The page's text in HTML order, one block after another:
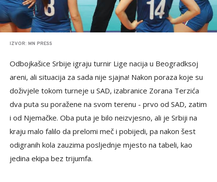
IZVOR: MN PRESS
Odbojkašice Srbije igraju turnir Lige nacija u Beogradksoj
areni, ali situacija za sada nije sjajna! Nakon poraza koje su
doživjele tokom turneje u SAD, izabranice Zorana Terzića
dva puta su poražene na svom terenu - prvo od SAD, zatim
i od Njemačke. Oba puta je bilo neizvjesno, ali je Srbiji na
kraju malo falilo da prelomi meč i pobijedi, pa nakon šest
odigranih kola zauzima posljednje mjesto na tabeli, kao
jedina ekipa bez trijumfa.